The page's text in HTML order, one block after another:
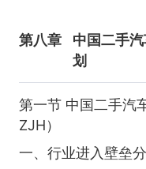
第八章
中国二手
划
第一节 中国二手汽
ZJH）
一、行业进入壁垒